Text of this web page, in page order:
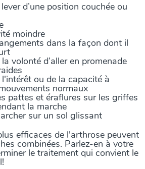
d’une position couchée ou
moindre
dans la façon dont il
volonté d’aller en promenade
ou de la capacité à
normaux
pattes et éraflures sur les griffes
la marche
sur un sol glissant
efficaces de l'arthrose peuvent
combinées. Parlez-en à votre
le traitement qui convient le